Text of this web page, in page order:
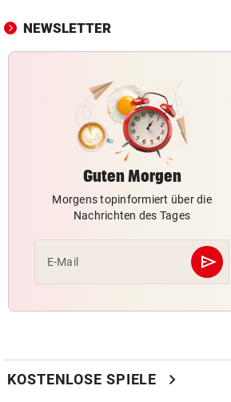
NEWSLETTER
Guten Morgen
Morgens topinformiert über die
Nachrichten des Tages
E-Mail send
KOSTENLOSE SPIELE chevron_right